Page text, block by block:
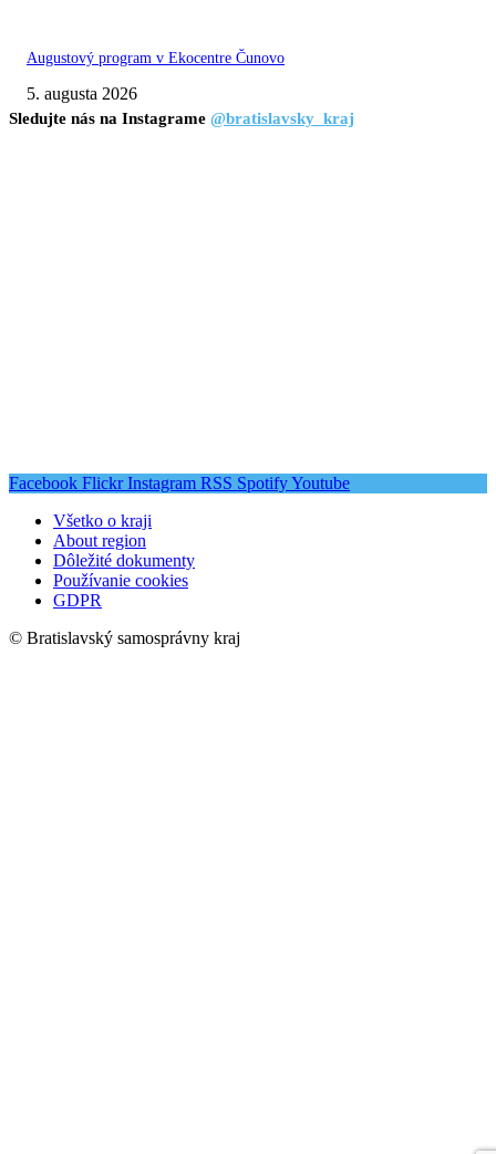
Augustový program v Ekocentre Čunovo
5. augusta 2026
Sledujte nás na Instagrame @bratislavsky_kraj
Facebook Flickr Instagram RSS SpotifyYoutube
Všetko o kraji
About region
Dôležité dokumenty
Používanie cookies
GDPR
© Bratislavský samosprávny kraj